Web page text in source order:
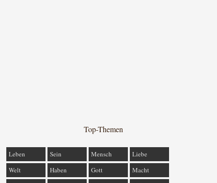
Top-Themen
Leben Sein Mensch
Liebe
Welt
Haben Gott
Macht